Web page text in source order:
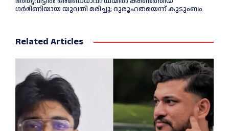
ഗര്‍ഭിണിയായ യുവതി മരിച്ചു; ദുരൂഹതയെന്ന് കുടുംബം
Related Articles